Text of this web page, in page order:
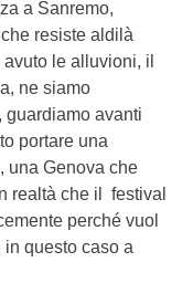
a Sanremo,
resiste aldilà
le alluvioni, il
ne siamo
guardiamo avanti
portare una
una Genova che
realtà che il festival
perché vuol
questo caso a